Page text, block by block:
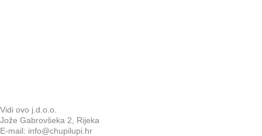
Vidi ovo j.d.o.o.
Jože Gabrovšeka 2, Rijeka
E-mail: info@chupilupi.hr